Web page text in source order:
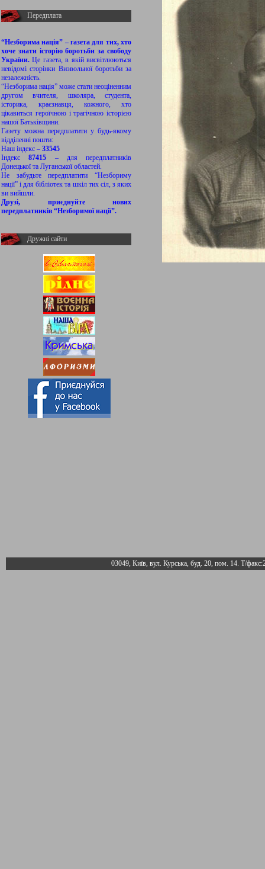
Передплата
“Незборима нація” – газета для тих, хто
хоче знати історію боротьби за свободу
України.Це газета, в якій висвітлюються
невідомі сторінки Визвольної боротьби за
незалежність.
“Незборима нація” може стати неоціненним
другом вчителя, школяра, студента,
історика, краєзнавця, кожного, хто
цікавиться героїчною і трагічною історією
нашої Батьківщини.
Газету можна передплатити у будь-якому
відділенні пошти:
Наш індекс – 33545
Індекс87415 – для передплатників
Донецької та Луганської областей.
Не забудьте передплатити “Незбориму
нації” і для бібліотек та шкіл тих сіл, з яких
ви вийшли.
Друзі, приєднуйте нових
передплатників “Незборимої нації”.
Дружні сайти
03049, Київ, вул. Курська, буд. 20, пом. 14. Т/